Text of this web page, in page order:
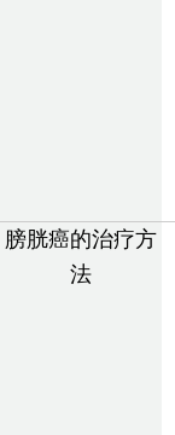
膀胱癌的治疗方
法